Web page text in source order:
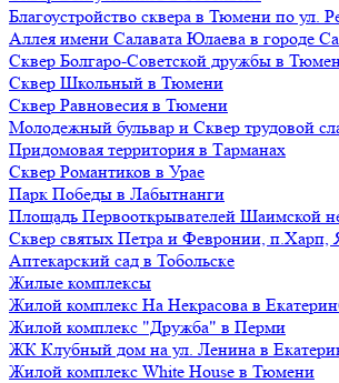
Благоустройство сквера в Тюмени по ул.
Аллея имени Салавата Юлаева в городе
Сквер Болгаро-Советской дружбы в
Сквер Школьный в Тюмени
Сквер Равновесия в Тюмени
Молодежный бульвар и Сквер трудовой
Придомовая территория в Тарманах
Сквер Романтиков в Урае
Парк Победы в Лабытнанги
Площадь Первооткрывателей Шаимской
Сквер святых Петра и Февронии,
Аптекарский сад в Тобольске
Жилые комплексы
Жилой комплекс На Некрасова в
Жилой комплекс "Дружба" в Перми
ЖК Клубный дом на ул. Ленина в
Жилой комплекс White House в Тюмени